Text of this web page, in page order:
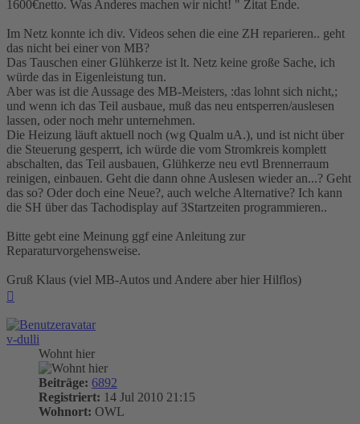
1600€netto. Was Anderes machen wir nicht! " Zitat Ende.
Im Netz konnte ich div. Videos sehen die eine ZH reparieren.. geht
das nicht bei einer von MB?
Das Tauschen einer Glühkerze ist lt. Netz keine große Sache, ich
würde das in Eigenleistung tun.
Aber was ist die Aussage des MB-Meisters, :das lohnt sich nicht,;
und wenn ich das Teil ausbaue, muß das neu entsperren/auslesen
lassen, oder noch mehr unternehmen.
Die Heizung läuft aktuell noch (wg Qualm uA.), und ist nicht über
die Steuerung gesperrt, ich würde die vom Stromkreis komplett
abschalten, das Teil ausbauen, Glühkerze neu evtl Brennerraum
reinigen, einbauen. Geht die dann ohne Auslesen wieder an...? Geht
das so? Oder doch eine Neue?, auch welche Alternative? Ich kann
die SH über das Tachodisplay auf 3Startzeiten programmieren..
Bitte gebt eine Meinung ggf eine Anleitung zur
Reparaturvorgehensweise.
Gruß Klaus (viel MB-Autos und Andere aber hier Hilflos)
v-dulli
Wohnt hier
Beiträge: 6892
Registriert: 14 Jul 2010 21:15
Wohnort: OWL